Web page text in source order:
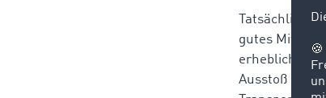
Tatsächlich
gutes Mittel
erheblichen
Ausstoß